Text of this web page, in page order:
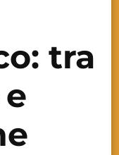
tra